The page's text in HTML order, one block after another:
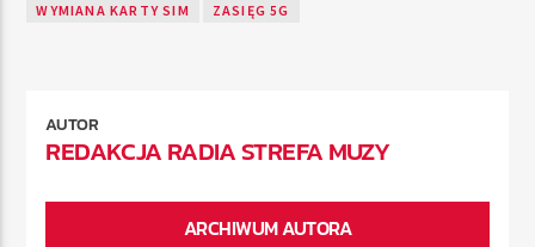
WYMIANA KARTY SIM ZASIĘG 5G
AUTOR
REDAKCJA RADIA STREFA MUZY
ARCHIWUM AUTORA